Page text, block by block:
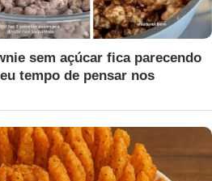
sem açúcar fica parecendo
tempo de pensar nos